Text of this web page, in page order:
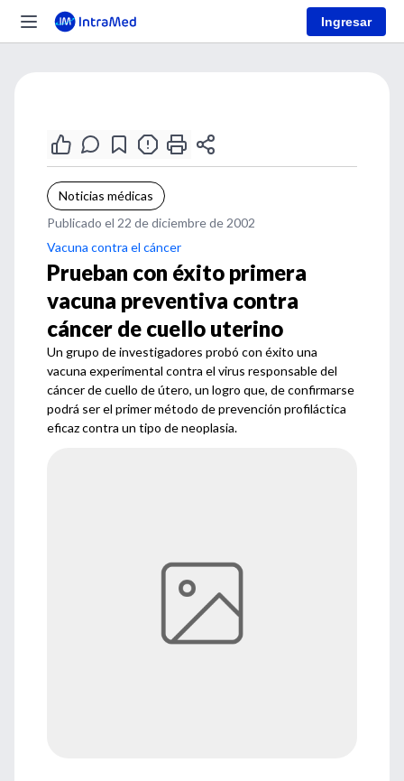
Ingresar
Noticias médicas
Publicado el 22 de diciembre de 2002
Vacuna contra el cáncer
Prueban con éxito primera
vacuna preventiva contra
cáncer de cuello uterino
Un grupo de investigadores probó con éxito una
vacuna experimental contra el virus responsable del
cáncer de cuello de útero, un logro que, de confirmarse
podrá ser el primer método de prevención profiláctica
eficaz contra un tipo de neoplasia.